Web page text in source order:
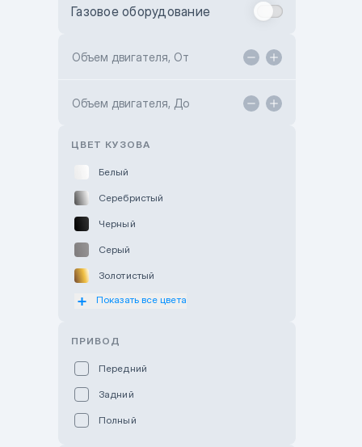
Toyota Kokshetau
Hyundai ShymCity
Газовое оборудование
Объем двигателя, От
Объем двигателя, До
ЦВЕТ КУЗОВА
Белый
Серебристый
Черный
Серый
Золотистый
Оранжевый
Показать все цвета
ПРИВОД
Передний
Задний
Полный